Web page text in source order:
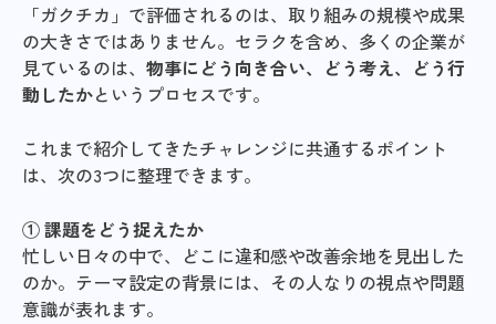
「ガクチカ」で評価されるのは、取り組みの規模や成果
の大きさではありません。セラクを含め、多くの企業が
見ているのは、 物事にどう向き合い、どう考え、どう行
動したかというプロセスです。
これまで紹介してきたチャレンジに共通するポイント
は、次の3つに整理できます。
① 課題をどう捉えたか
忙しい日々の中で、どこに違和感や改善余地を見出した
のか。テーマ設定の背景には、その人なりの視点や問題
意識が表れます。